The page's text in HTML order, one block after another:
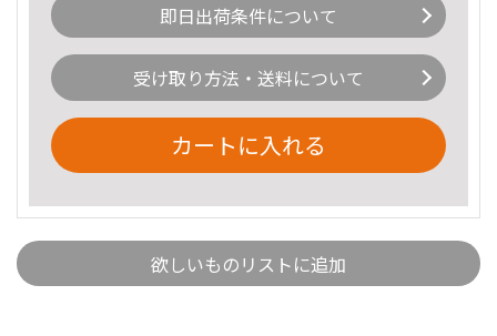
即日出荷条件について
受け取り方法・送料について
カートに入れる
欲しいものリストに追加